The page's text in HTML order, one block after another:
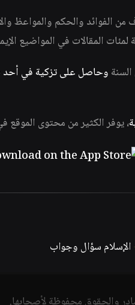
الفوائد والحكم والمواعظ
لمئات المقالات في المواضيع
وحاصل على تزكية في أحد
، يوفر الكثير من محتوى الموقع
الإسلام سؤال وجواب